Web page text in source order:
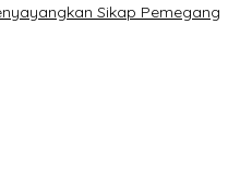
Sikap Pemegang